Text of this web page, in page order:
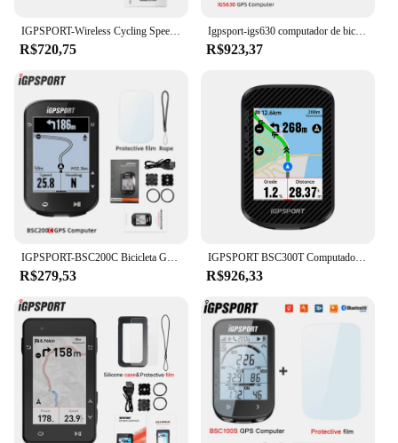
IGPSPORT-Wireless Cycling Speedmeter, bicicleta odômetro, navegação GPS, computador com mapa da tela colorida, ANT + Sensores, BSC300, BSC 300
R$720,75
Igpsport-igs630 computador de bicicleta, gps, computador global, computador, navegação, ciclismo, velocímetro, velocímetro, eletrônico, odômetro
R$923,37
IGPSPORT-BSC200C Bicicleta GPS Computador, Velocímetro Sem Fio, Bicicleta Digital ANT Plus, Rota De Navegação, Cronômetro, Ciclismo Odômetro
R$279,53
IGPSPORT BSC300T Computador de bicicleta com tela sensível ao toque Mapa colorido global Suporte para computador de ciclismo sem fio E-bike
R$926,33